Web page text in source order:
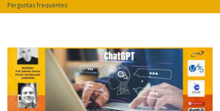
Perguntas frequentes